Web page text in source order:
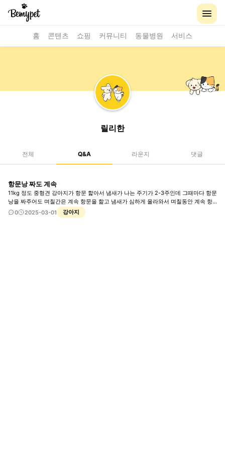
홈 콘텐츠 쇼핑 커뮤니티 동물병원 서비스
릴리한
전체 Q&A 라운지 댓글
항문낭 짜도 계속
11kg 정도 중형견 강아지가 항문 핥아서 냄새가 나는 주기가 2-3주인데 그때마다 항문
낭을 짜주어도 며칠간은 계속 항문을 핥고 냄새가 심하게 올라와서 며칠동안 계속 항
문낭을 짜주어야하는데요, 혹시 원인이 뭘까요? 항문낭은 한번짤때 제대로 나오는데
또 핥아서 짜주면 다음날인데도 찔끔찔금 항문낭이 나옵니다. 처음에 제대로 짜주지
0 2025-03-01 강아지